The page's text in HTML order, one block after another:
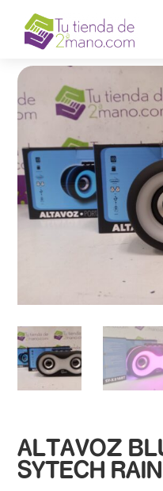
ALTAVOZ
SYTECH